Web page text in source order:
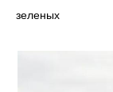
зеленых